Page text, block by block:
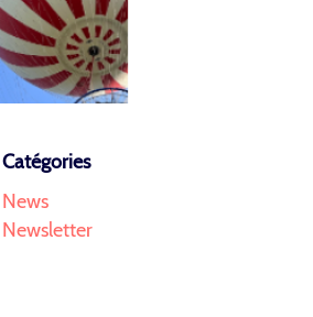
Catégories
News
Newsletter